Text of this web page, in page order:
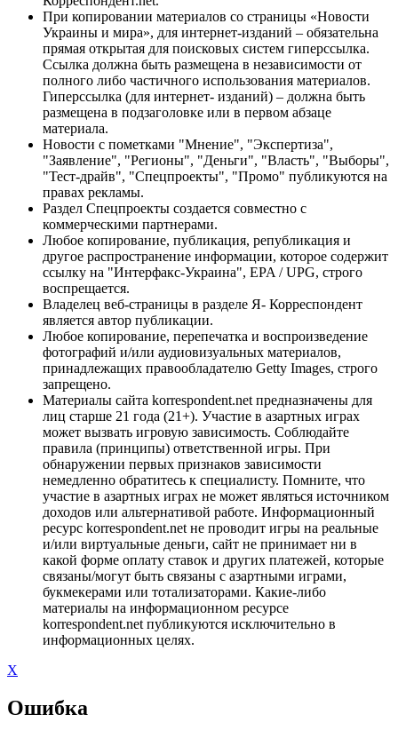
При копировании материалов со страницы «Новости
Украины и мира», для интернет-изданий – обязательна
прямая открытая для поисковых систем гиперссылка.
Ссылка должна быть размещена в независимости от
полного либо частичного использования материалов.
Гиперссылка (для интернет- изданий) – должна быть
размещена в подзаголовке или в первом абзаце
материала.
Новости с пометками "Мнение", "Экспертиза",
"Заявление", "Регионы", "Деньги", "Власть", "Выборы",
"Тест-драйв", "Спецпроекты", "Промо" публикуются на
правах рекламы.
Раздел Спецпроекты создается совместно с
коммерческими партнерами.
Любое копирование, публикация, републикация и
другое распространение информации, которое содержит
ссылку на "Интерфакс-Украина", EPA / UPG, строго
воспрещается.
Владелец веб-страницы в разделе Я- Корреспондент
является автор публикации.
Любое копирование, перепечатка и воспроизведение
фотографий и/или аудиовизуальных материалов,
принадлежащих правообладателю Getty Images, строго
запрещено.
Материалы сайта korrespondent.net предназначены для
лиц старше 21 года (21+). Участие в азартных играх
может вызвать игровую зависимость. Соблюдайте
правила (принципы) ответственной игры. При
обнаружении первых признаков зависимости
немедленно обратитесь к специалисту. Помните, что
участие в азартных играх не может являться источником
доходов или альтернативой работе. Информационный
ресурс korrespondent.net не проводит игры на реальные
и/или виртуальные деньги, сайт не принимает ни в
какой форме оплату ставок и других платежей, которые
связаны/могут быть связаны с азартными играми,
букмекерами или тотализаторами. Какие-либо
материалы на информационном ресурсе
korrespondent.net публикуются исключительно в
информационных целях.
X
Ошибка